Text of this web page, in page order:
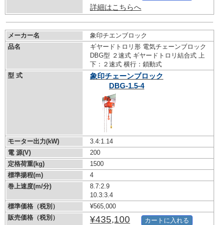
詳細はこちらへ
メーカー名
象印チエンブロック
品名
ギヤードトロリ形 電気チェーンブロック
DBG型 ２速式 ギヤードトロリ結合式 上
下：２速式 横行：鎖動式
型 式
象印チェーンブロック
DBG-1.5-4
モーター出力(kW)
3.4:1.14
電 源(V)
200
定格荷重(kg)
1500
標準揚程(m)
4
巻上速度(m/分)
8.7:2.9
10.3:3.4
標準価格（税別）
¥565,000
販売価格（税別）
¥435,100 カートに入れる